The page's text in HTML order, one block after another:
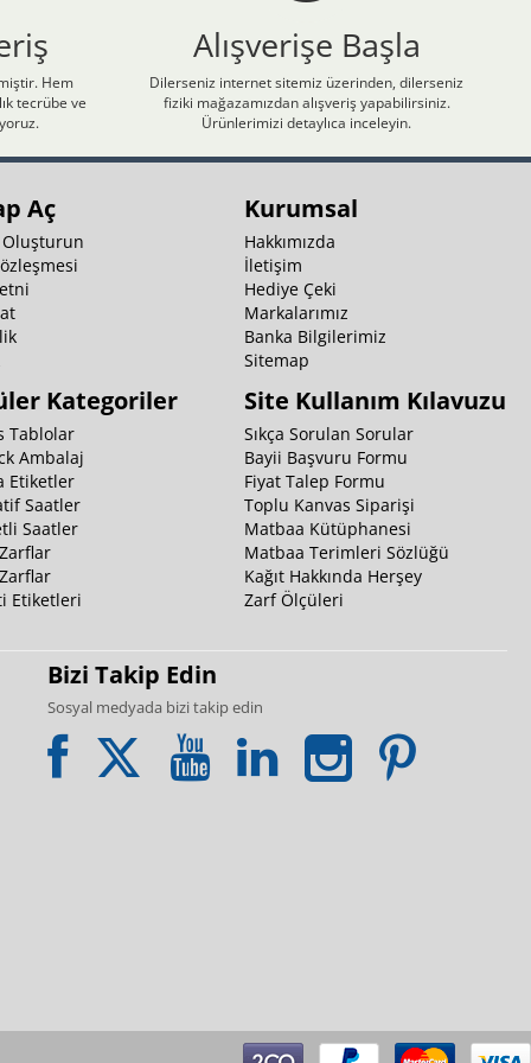
Hem
tecrübe ve
Alışverişe Başla
Dilerseniz internet sitemiz üzerinden, dilerseniz
fiziki mağazamızdan alışveriş yapabilirsiniz.
Ürünlerimizi detaylıca inceleyin.
Aç
Oluşturun
Kategoriler
Tablolar
Ambalaj
Etiketler
Saatler
Saatler
Etiketleri
Kurumsal
Hakkımızda
İletişim
Hediye Çeki
Markalarımız
Banka Bilgilerimiz
Sitemap
Site Kullanım Kılavuzu
Sıkça Sorulan Sorular
Bayii Başvuru Formu
Fiyat Talep Formu
Toplu Kanvas Siparişi
Matbaa Kütüphanesi
Matbaa Terimleri Sözlüğü
Kağıt Hakkında Herşey
Zarf Ölçüleri
Bizi Takip Edin
Sosyal medyada bizi takip edin